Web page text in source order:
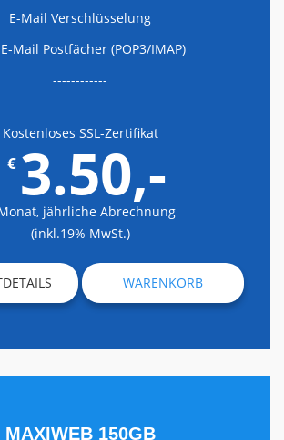
E-Mail Verschlüsselung
Mail Postfächer (POP3/IMAP)
------------
Kostenloses SSL-Zertifikat
€
3.50,-
jährliche Abrechnung
(inkl.19% MwSt.)
WARENKORB
MAXIWEB 150GB